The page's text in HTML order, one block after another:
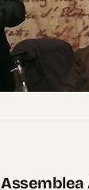
Assemblea